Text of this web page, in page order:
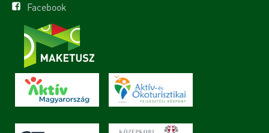
Facebook